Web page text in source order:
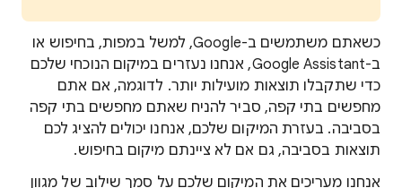
כשאתם
משתמשים ב-Google, למשל במפות, בחיפוש או
ב-Google Assistant, אנחנו נעזרים במיקום הנוכחי שלכם
כדי שתקבלו תוצאות מועילות יותר. לדוגמה, אם אתם
מחפשים בתי קפה, סביר להניח שאתם מחפשים בתי קפה
בסביבה. בעזרת המיקום שלכם, אנחנו יכולים להציג לכם
תוצאות בסביבה, גם אם לא ציינתם מיקום בחיפוש.
אנחנו מעריכים את המיקום שלכם על סמך שילוב של מגוון